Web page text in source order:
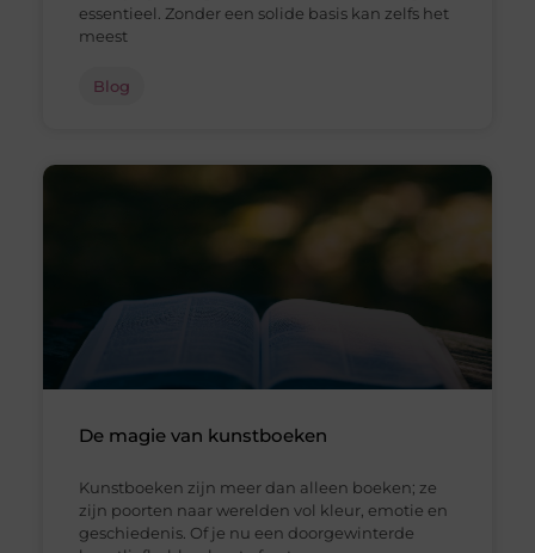
essentieel. Zonder een solide basis kan zelfs het
meest
Blog
De magie van kunstboeken
Kunstboeken zijn meer dan alleen boeken; ze
zijn poorten naar werelden vol kleur, emotie en
geschiedenis. Of je nu een doorgewinterde